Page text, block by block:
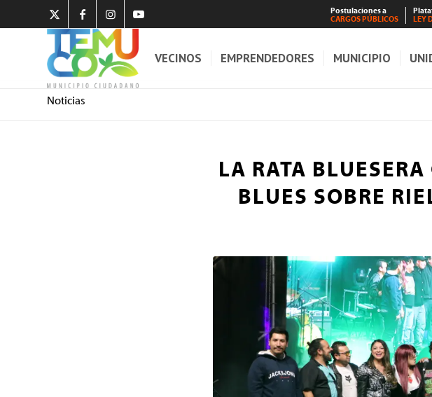
Postulaciones a
CARGOS PÚBLICOS
LEY
VECINOS EMPRENDEDORES MUNICIPIO
Noticias
LA RATA
BLUES SOBRE